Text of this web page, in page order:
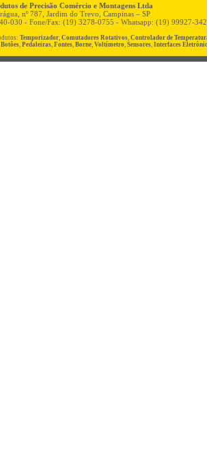
de Precisão Comércio e Montagens Ltda
nº 787, Jardim do Trevo, Campinas – SP
030 - Fone/Fax: (19) 3278-0755 - Whatsapp: (19) 99927-
Temporizador, Comutadores Rotativos, Controlador de
Botões, Pedaleiras, Fontes, Borne, Voltímetro, Sensores, Interfaces